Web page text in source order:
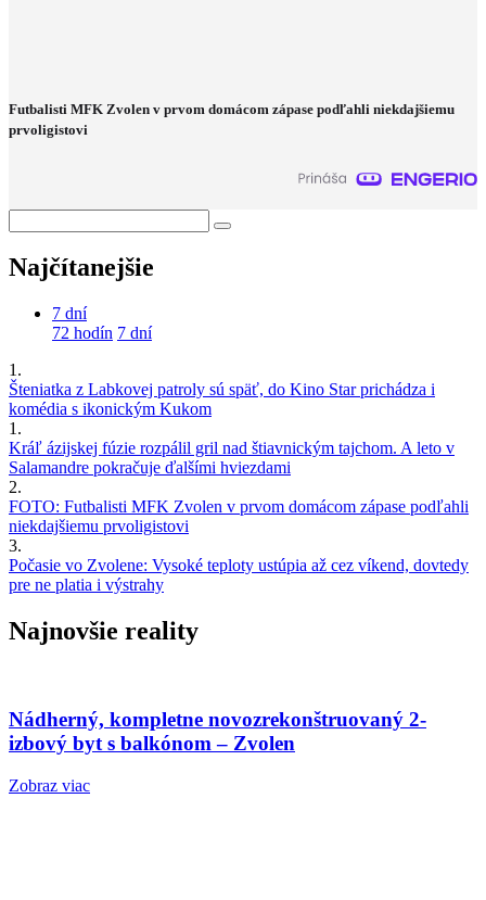
Futbalisti MFK Zvolen v prvom domácom zápase podľahli niekdajšiemu
prvoligistovi
Najčítanejšie
7 dní
72 hodín 7 dní
1.
Šteniatka z Labkovej patroly sú späť, do Kino Star prichádza i
komédia s ikonickým Kukom
1.
Kráľ ázijskej fúzie rozpálil gril nad štiavnickým tajchom. A leto v
Salamandre pokračuje ďalšími hviezdami
2.
FOTO: Futbalisti MFK Zvolen v prvom domácom zápase podľahli
niekdajšiemu prvoligistovi
3.
Počasie vo Zvolene: Vysoké teploty ustúpia až cez víkend, dovtedy
pre ne platia i výstrahy
Najnovšie reality
Nádherný, kompletne novozrekonštruovaný 2-
izbový byt s balkónom – Zvolen
Zobraz viac